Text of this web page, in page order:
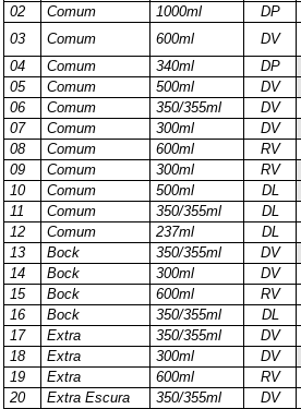
02
Comum 1000ml
DP
03
Comum 600ml DV
04 Comum 340ml
DP
05
Comum 500ml
DV
06
Comum 350/355ml DV
07
Comum 300ml
DV
08
Comum 600ml RV
09
Comum 300ml RV
10
Comum 500ml
DL
11
Comum 350/355ml DL
12
Comum 237ml DL
13
Bock 350/355ml
DV
14
Bock 300ml DV
15
Bock 600ml RV
16
Bock 350/355ml DL
17
Extra 350/355ml DV
18
Extra 300ml
DV
19
Extra 600ml RV
20
Extra Escura 350/355ml DV